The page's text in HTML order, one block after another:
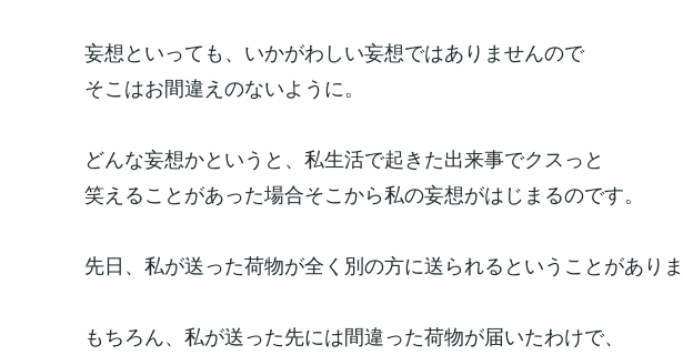
妄想といっても、いかがわしい妄想ではありませんので
そこはお間違えのないように。
どんな妄想かというと、私生活で起きた出来事でクスっと
笑えることがあった場合そこから私の妄想がはじまるのです。
先日、私が送った荷物が全く別の方に送られるということがあり
もちろん、私が送った先には間違った荷物が届いたわけで、